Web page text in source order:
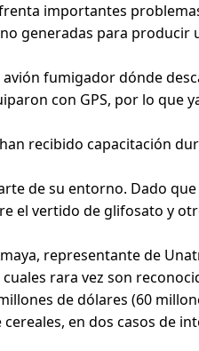
importantes
generadas para producir
fumigador dónde
con GPS, por lo que
recibido capacitación
de su entorno. Dado
el vertido de glifosato y
representante de
rara vez son
de dólares (60
en dos casos de